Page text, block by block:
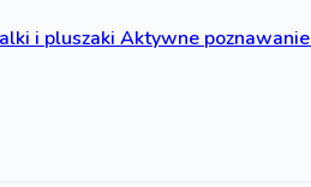
i pluszakiAktywne poznawanie